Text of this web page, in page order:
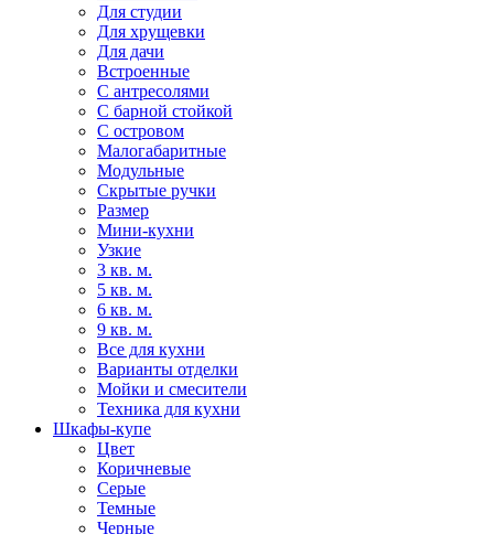
Для студии
Для хрущевки
Для дачи
Встроенные
С антресолями
С барной стойкой
С островом
Малогабаритные
Модульные
Скрытые ручки
Размер
Мини-кухни
Узкие
3 кв. м.
5 кв. м.
6 кв. м.
9 кв. м.
Все для кухни
Варианты отделки
Мойки и смесители
Техника для кухни
Шкафы-купе
Цвет
Коричневые
Серые
Темные
Черные